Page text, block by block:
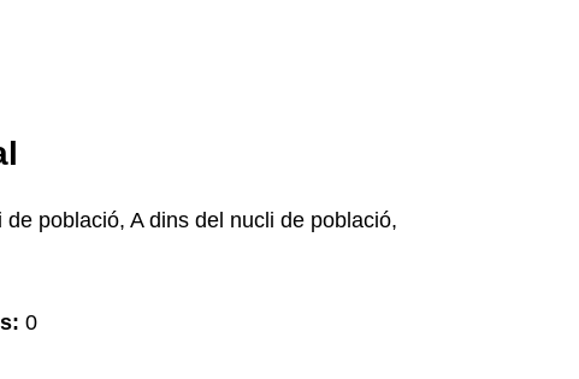
població, A dins del nucli de població,
0